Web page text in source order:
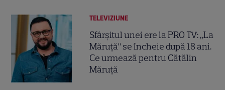
TELEVIZIUNE
Sfârșitul unei ere la PRO TV: „La
Măruță” se încheie după 18 ani.
Ce urmează pentru Cătălin
Măruță